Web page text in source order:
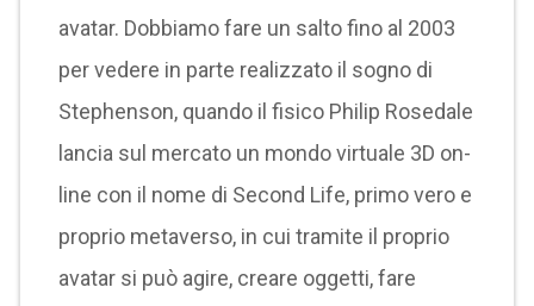
avatar. Dobbiamo fare un salto fino al 2003
per vedere in parte realizzato il sogno di
Stephenson, quando il fisico Philip Rosedale
lancia sul mercato un mondo virtuale 3D on-
line con il nome di Second Life, primo vero e
proprio metaverso, in cui tramite il proprio
avatar si può agire, creare oggetti, fare